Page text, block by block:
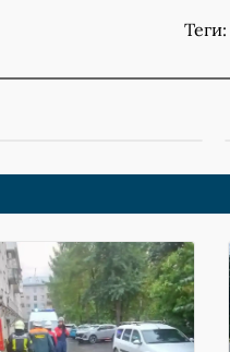
Теги: